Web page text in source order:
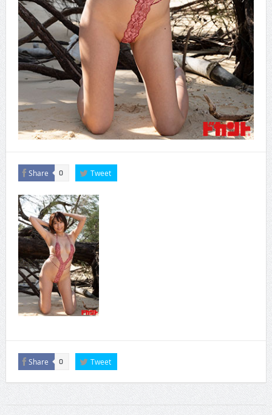
Share 0 Tweet
Share 0 Tweet